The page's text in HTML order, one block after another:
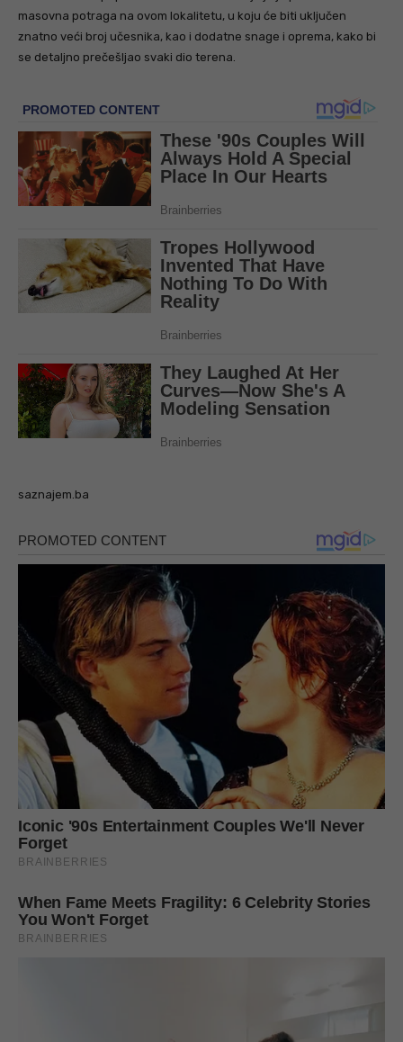
masovna potraga na ovom lokalitetu, u koju će biti uključen
znatno veći broj učesnika, kao i dodatne snage i oprema, kako bi
se detaljno prečešljao svaki dio terena.
saznajem.ba